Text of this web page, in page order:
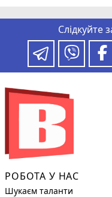
РОБОТА У НАС
Шукаєм таланти